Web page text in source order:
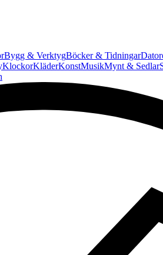
Bygg & VerktygBöcker & Tidningar
KlockorKläderKonstMusikMynt & Sedlar